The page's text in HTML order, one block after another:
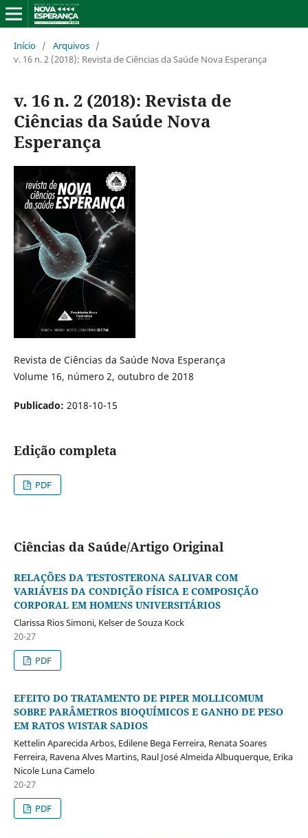
Início / Arquivos /
v. 16 n. 2 (2018): Revista de Ciências da Saúde Nova Esperança
v. 16 n. 2 (2018): Revista de
Ciências da Saúde Nova
Esperança
Revista de Ciências da Saúde Nova Esperança
Volume 16, número 2, outubro de 2018
Publicado: 2018-10-15
Edição completa
PDF
Ciências da Saúde/Artigo Original
RELAÇÕES DA TESTOSTERONA SALIVAR COM
VARIÁVEIS DA CONDIÇÃO FÍSICA E COMPOSIÇÃO
CORPORAL EM HOMENS UNIVERSITÁRIOS
Clarissa Rios Simoni, Kelser de Souza Kock
20-27
PDF
EFEITO DO TRATAMENTO DE PIPER MOLLICOMUM
SOBRE PARÂMETROS BIOQUÍMICOS E GANHO DE PESO
EM RATOS WISTAR SADIOS
Kettelin Aparecida Arbos, Edilene Bega Ferreira, Renata Soares
Ferreira, Ravena Alves Martins, Raul José Almeida Albuquerque, Erika
Nicole Luna Camelo
20-27
PDF